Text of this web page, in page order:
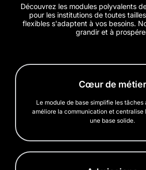
Découvrez les modules polyvalents
pour les institutions de toutes
flexibles s'adaptent à vos besoins.
grandir et à
Cœur de métier
Le module de base simplifie les tâches
améliore la communication et centralise
une base solide.